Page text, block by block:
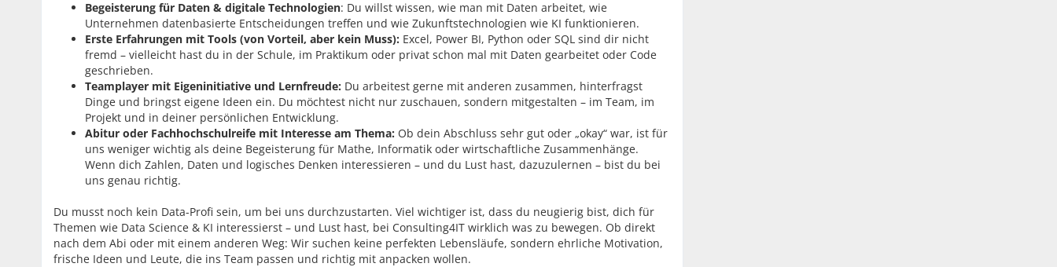
Begeisterung für Daten & digitale Technologien: Du willst wissen, wie man mit Daten arbeitet, wie
Unternehmen datenbasierte Entscheidungen treffen und wie Zukunftstechnologien wie KI funktionieren.
Erste Erfahrungen mit Tools (von Vorteil, aber kein Muss): Excel, Power BI, Python oder SQL sind dir nicht
fremd – vielleicht hast du in der Schule, im Praktikum oder privat schon mal mit Daten gearbeitet oder Code
geschrieben.
Teamplayer mit Eigeninitiative und Lernfreude: Du arbeitest gerne mit anderen zusammen, hinterfragst
Dinge und bringst eigene Ideen ein. Du möchtest nicht nur zuschauen, sondern mitgestalten – im Team, im
Projekt und in deiner persönlichen Entwicklung.
Abitur oder Fachhochschulreife mit Interesse am Thema: Ob dein Abschluss sehr gut oder „okay“ war, ist für
uns weniger wichtig als deine Begeisterung für Mathe, Informatik oder wirtschaftliche Zusammenhänge.
Wenn dich Zahlen, Daten und logisches Denken interessieren – und du Lust hast, dazuzulernen – bist du bei
uns genau richtig.
Du musst noch kein Data-Profi sein, um bei uns durchzustarten. Viel wichtiger ist, dass du neugierig bist, dich für
Themen wie Data Science & KI interessierst – und Lust hast, bei Consulting4IT wirklich was zu bewegen. Ob direkt
nach dem Abi oder mit einem anderen Weg: Wir suchen keine perfekten Lebensläufe, sondern ehrliche Motivation,
frische Ideen und Leute, die ins Team passen und richtig mit anpacken wollen.